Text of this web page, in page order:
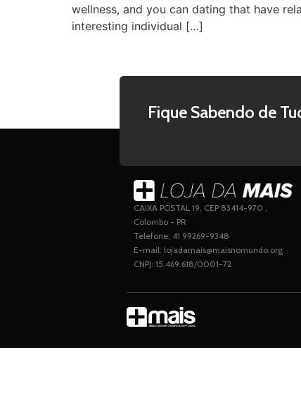
wellness, and you can dating that have
interesting individual […]
Fique Sabendo de
CAIXA POSTAL 19, CEP 83414-970 ,
Colombo - PR
Telefone; 41 99269-9348
E-mail: lojadamais@maisnomundo.org
CNPJ: 15.469.618/0001-72